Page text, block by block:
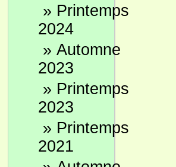
» Printemps
2024
» Automne
2023
» Printemps
2023
» Printemps
2021